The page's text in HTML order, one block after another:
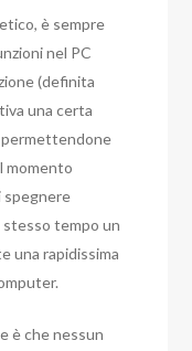
è sempre
nel PC
(definita
una certa
momento
spegnere
stesso tempo un
una rapidissima
è che nessun